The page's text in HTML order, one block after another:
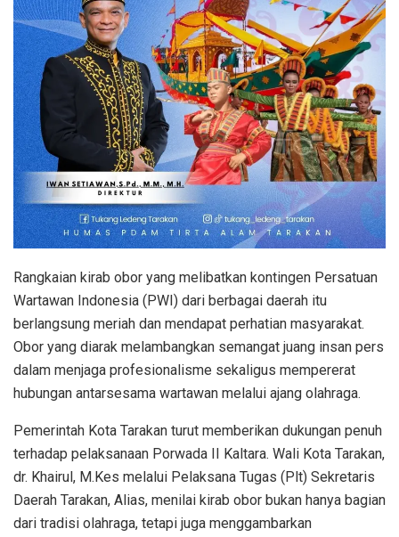
Rangkaian kirab obor yang melibatkan kontingen Persatuan
Wartawan Indonesia (PWI) dari berbagai daerah itu
berlangsung meriah dan mendapat perhatian masyarakat.
Obor yang diarak melambangkan semangat juang insan pers
dalam menjaga profesionalisme sekaligus mempererat
hubungan antarsesama wartawan melalui ajang olahraga.
Pemerintah Kota Tarakan turut memberikan dukungan penuh
terhadap pelaksanaan Porwada II Kaltara. Wali Kota Tarakan,
dr. Khairul, M.Kes melalui Pelaksana Tugas (Plt) Sekretaris
Daerah Tarakan, Alias, menilai kirab obor bukan hanya bagian
dari tradisi olahraga, tetapi juga menggambarkan